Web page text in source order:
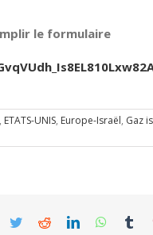
le formulaire
, ETATS-UNIS, Europe-Israël, Gaz
Facebook
TwitterRedditLinkedIn